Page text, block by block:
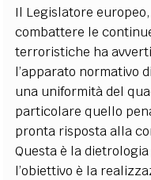
Il Legislatore
combattere le
terroristiche ha
l’apparato normativo
una uniformità del
particolare quello
pronta risposta alla
Questa è la
l’obiettivo è la